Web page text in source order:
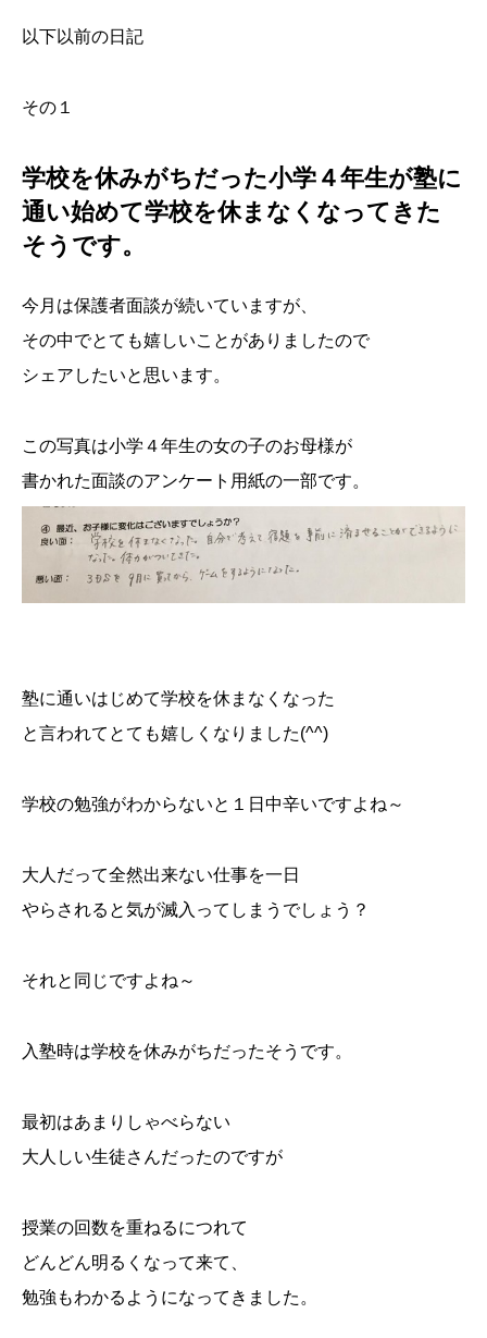
以下以前の日記
その１
学校を休みがちだった小学４年生が塾に
通い始めて学校を休まなくなってきた
そうです。
今月は保護者面談が続いていますが、
その中でとても嬉しいことがありましたので
シェアしたいと思います。
この写真は小学４年生の女の子のお母様が
書かれた面談のアンケート用紙の一部です。
塾に通いはじめて学校を休まなくなった
と言われてとても嬉しくなりました(^^)
学校の勉強がわからないと１日中辛いですよね～
大人だって全然出来ない仕事を一日
やらされると気が滅入ってしまうでしょう？
それと同じですよね～
入塾時は学校を休みがちだったそうです。
最初はあまりしゃべらない
大人しい生徒さんだったのですが
授業の回数を重ねるにつれて
どんどん明るくなって来て、
勉強もわかるようになってきました。